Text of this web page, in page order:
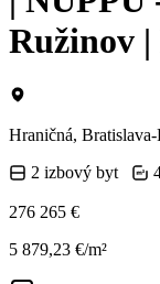
Ružinov
Hraničná,
2 izbový byt
276 265 €
5 879,23 €/m²